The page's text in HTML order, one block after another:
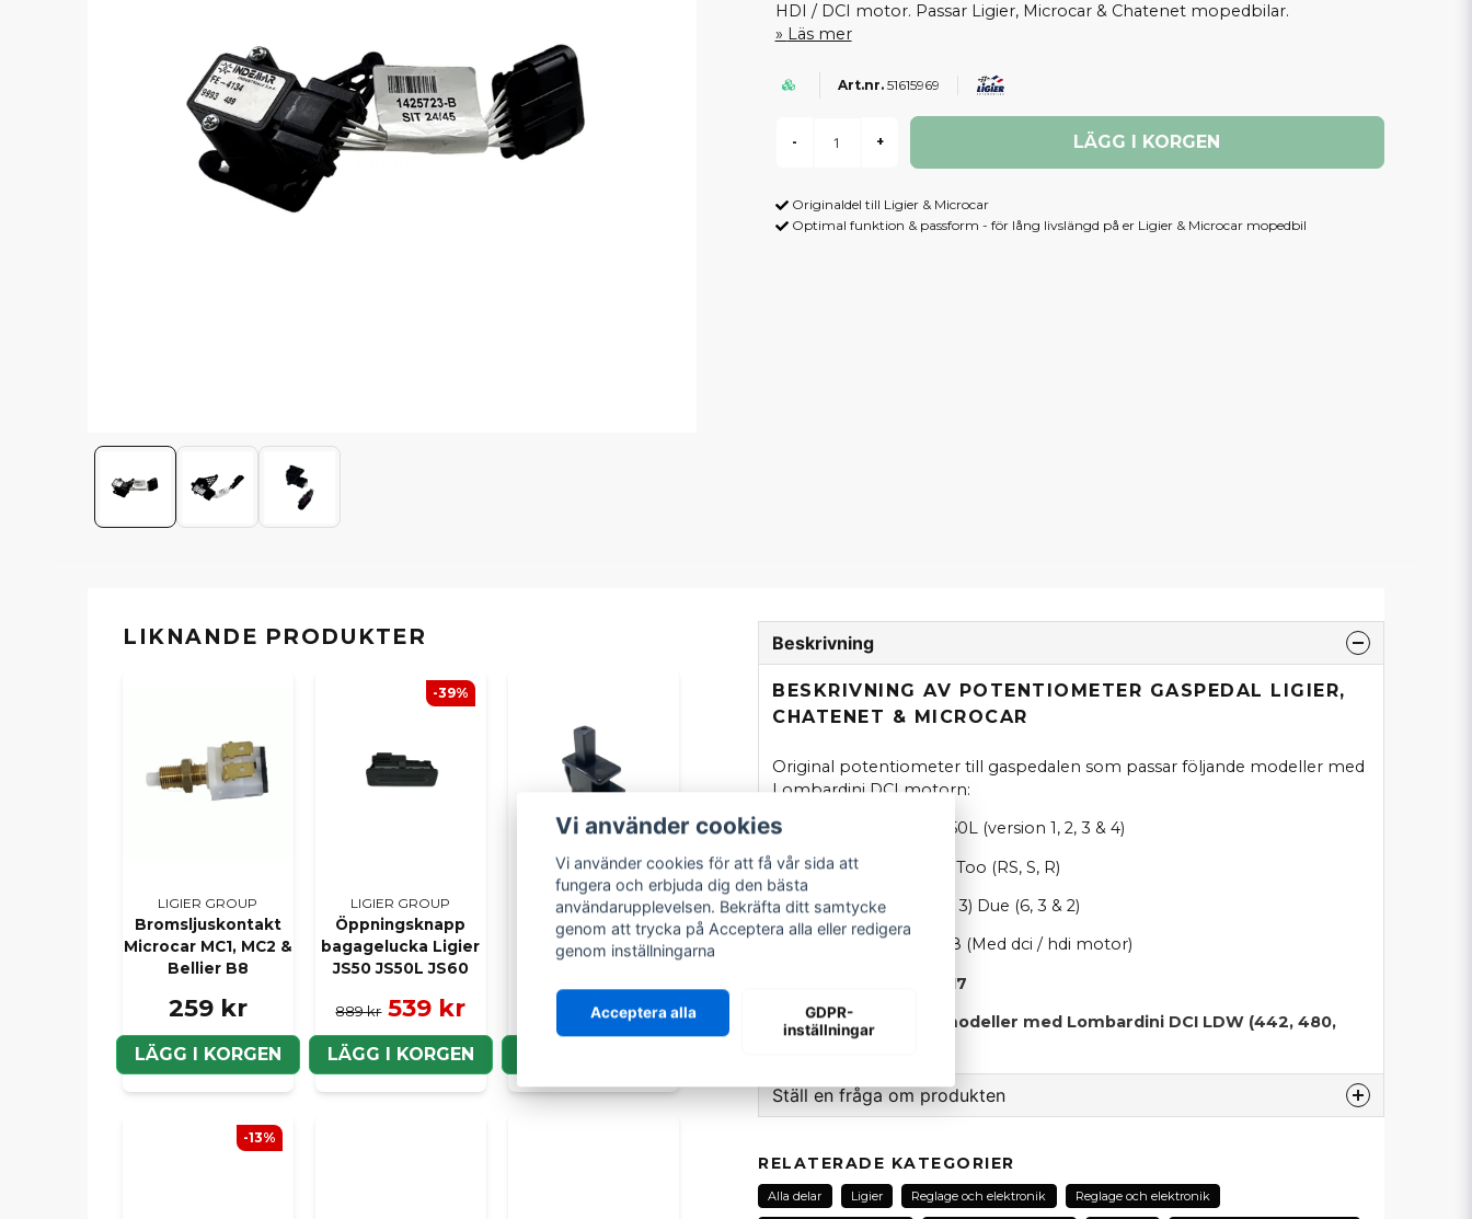
HDI / DCI motor. Passar Ligier, Microcar & Chatenet mopedbilar.
Läs mer
51615969
- + LÄGG I KORGEN
Originaldel till Ligier & Microcar
Optimal funktion & passform - för lång livslängd på er Ligier & Microcar mopedbil
LIKNANDE PRODUKTER
LIGIER GROUP
Bromsljuskontakt
Microcar MC1, MC2 &
Bellier B8
259 kr
LÄGG I KORGEN
LIGIER GROUP
Öppningsknapp
bagagelucka Ligier
JS50 JS50L JS60
889 kr 539 kr
LÄGG I KORGEN
-39%
LIGIER GROUP
Dörrbrytare
tryckkontakt
189 kr
-13%
Beskrivning
BESKRIVNING AV POTENTIOMETER GASPEDAL LIGIER,
CHATENET & MICROCAR
Original potentiometer till gaspedalen som passar följande modeller med
Lombardini DCI motorn:
Ligier
: JS60, JS50 & JS50L (version 1, 2, 3 & 4)
LigierIXO, Optimas, X-Too (RS, S, R)
Microcar: MGO (6, 5, 4, 3) Due (6, 3 & 2)
: CH26 / CH28 (Med dci / hdi motor)
OEM: 0191172 / 1427517
OBS passar endast modeller med Lombardini DCI LDW (442, 480,
492) motorn.
Ställ en fråga om produkten
Fråga oss om denna produkt...
RELATERADE KATEGORIER
Alla delar Ligier Reglage och elektronik Reglage och elektronik
Vi använder cookies
Vi använder cookies för att få vår sida att
fungera och erbjuda dig den bästa
användarupplevelsen. Bekräfta ditt samtycke
genom att trycka på Acceptera alla eller redigera
genom inställningarna
Acceptera alla
GDPR-
inställningar